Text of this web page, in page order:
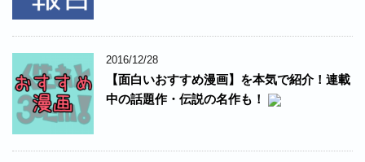
2016/12/28
【面白いおすすめ漫画】を本気で紹介！連載
中の話題作・伝説の名作も！